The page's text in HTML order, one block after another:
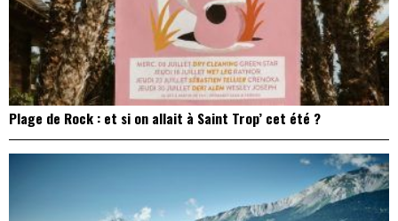
Plage de Rock : et si on allait à Saint Trop’ cet été ?